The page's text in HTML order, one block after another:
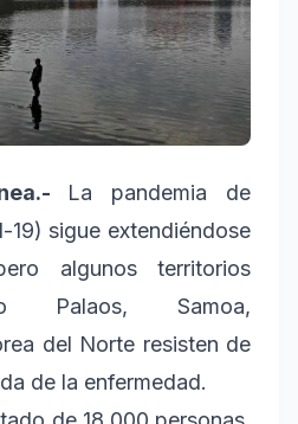
La pandemia de
19) sigue extendiéndose
algunos territorios
Palaos, Samoa,
del Norte resisten de
de la enfermedad.